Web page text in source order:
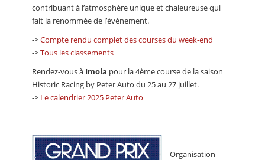
contribuant à l’atmosphère unique et chaleureuse qui
fait la renommée de l’événement.
->Compte rendu complet des courses du week-end
->Tous les classements
Rendez-vous à Imola pour la 4ème course de la saison
Historic Racing by Peter Auto du 25 au 27 juillet.
-> Le calendrier 2025 Peter Auto
Organisation